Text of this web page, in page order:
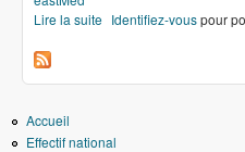
Lire la suite de Destruction par
Identifiez-vouspour
Accueil
Effectif national